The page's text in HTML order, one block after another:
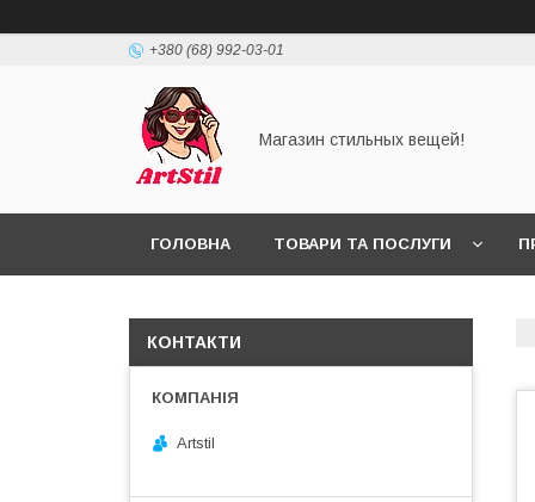
+380 (68) 992-03-01
Магазин стильных вещей!
ГОЛОВНА ТОВАРИ ТА ПОСЛУГИ
КОНТАКТИ
Artstil